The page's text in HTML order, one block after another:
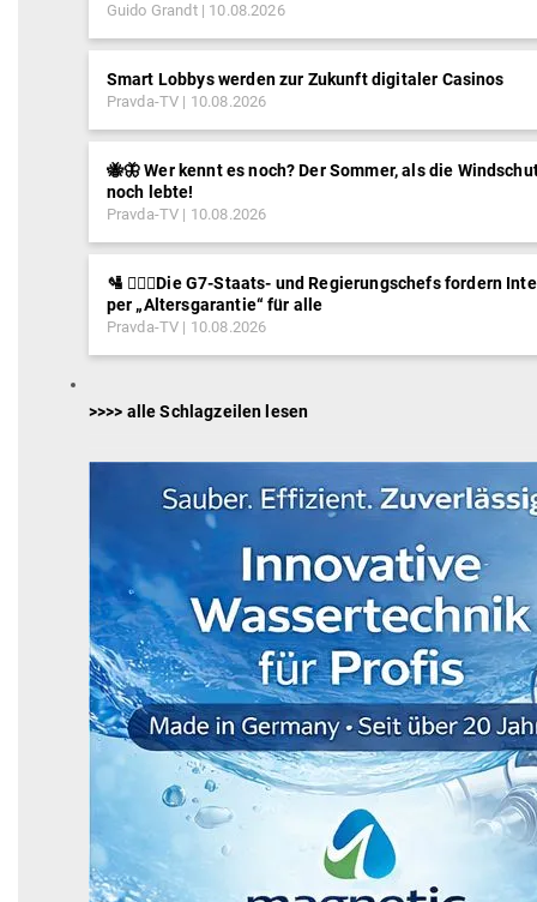
Guido Grandt 10.08.2026
Smart Lobbys werden zur Zukunft digitaler Casinos
Pravda-TV 10.08.2026
🐝🦋 Wer kennt es noch? Der Sommer, als die
noch lebte!
Pravda-TV 10.08.2026
🛂 ⛓️‍👮‍♂️Die G7-Staats- und Regierungschefs fordern
per „Altersgarantie“ für alle
Pravda-TV 10.08.2026
>>>> alle Schlagzeilen lesen